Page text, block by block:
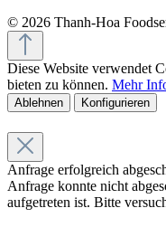
© 2026 Thanh-Hoa
Diese Website verwendet
bieten zu können. Mehr
Ablehnen Konfigurieren
Anfrage erfolgreich
Anfrage konnte nicht
aufgetreten ist. Bitte